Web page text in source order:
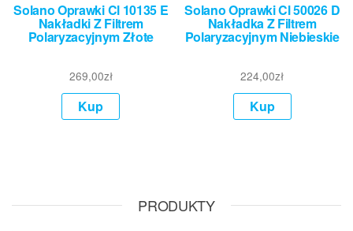
Solano Oprawki Cl 10135 E
Nakładki Z Filtrem
Polaryzacyjnym Złote
269,00zł
Kup
Solano Oprawki Cl 50026 D
Nakładka Z Filtrem
Polaryzacyjnym Niebieskie
224,00zł
Kup
PRODUKTY